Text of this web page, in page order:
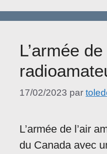
L’armée
17/02/2023 par
L’armée de l’air
du Canada avec